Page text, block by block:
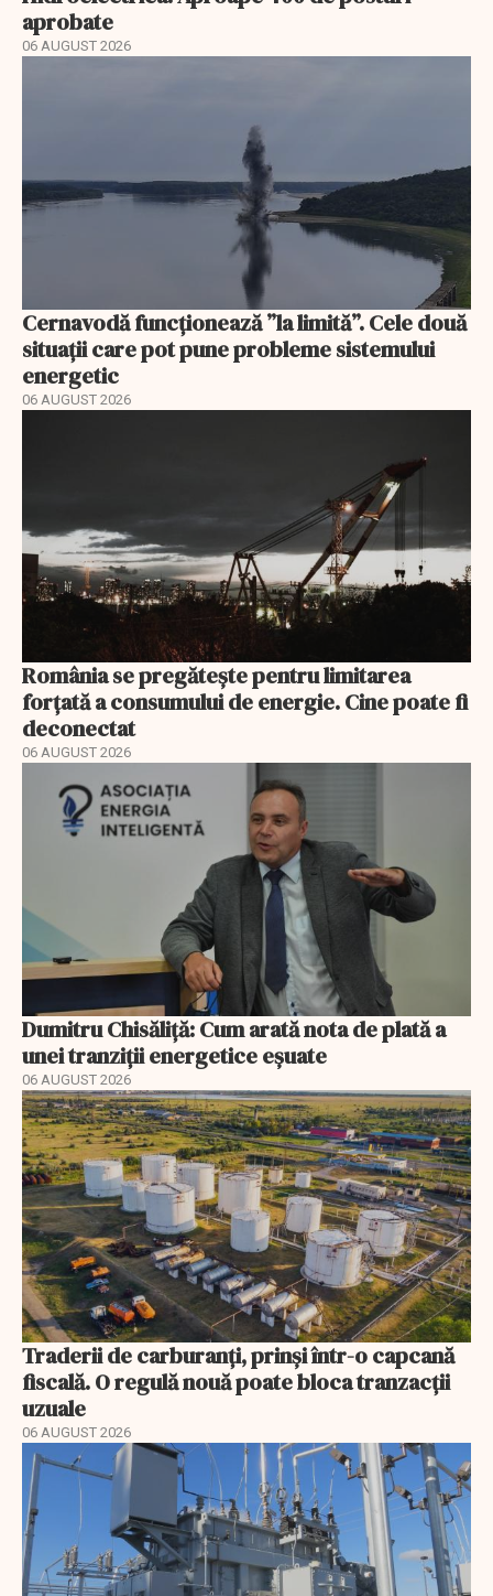
aprobate
06 AUGUST 2026
Cernavodă funcționează ”la limită”. Cele două
situații care pot pune probleme sistemului
energetic
06 AUGUST 2026
România se pregătește pentru limitarea
forțată a consumului de energie. Cine poate fi
deconectat
06 AUGUST 2026
Dumitru Chisăliță: Cum arată nota de plată a
unei tranziții energetice eșuate
06 AUGUST 2026
Traderii de carburanți, prinși într-o capcană
fiscală. O regulă nouă poate bloca tranzacții
uzuale
06 AUGUST 2026